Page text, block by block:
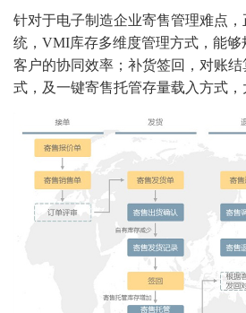
针对于电子制造企业寄售管理难点，
统，VMI库存多维度管理方式，能
客户的协同效率；补货签回，对账
式，及一键寄售托管存量载入方式，